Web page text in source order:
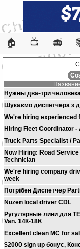
🏠 📺 📻
Нужны два-три
Шукаємо диспетчера з
We're hiring experienced
Hiring Fleet Coordinator -
Truck Parts Specialist /
Now Hiring: Road
Technician
We're hiring company
week
Потрібен Диспетчер
Nuzen local driver CDL
Ругулярные лини для
Van. 14К-18К
Excellent clean MC for
$2000 sign up бонус,